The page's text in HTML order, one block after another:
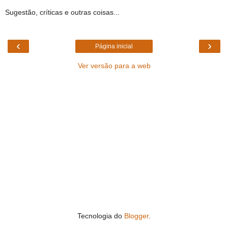
Sugestão, críticas e outras coisas...
‹ ›
Página inicial
Ver versão para a web
Tecnologia do Blogger.